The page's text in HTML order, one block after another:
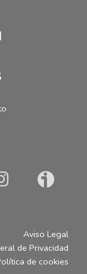
Aviso Legal
de Privacidad
de cookies